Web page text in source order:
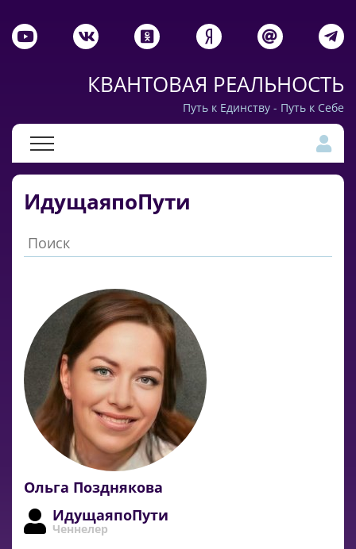
КВАНТОВАЯ РЕАЛЬНОСТЬ
Путь к Единству - Путь к Себе
ИдущаяпоПути
Ольга Позднякова
ИдущаяпоПути
Ченнелер